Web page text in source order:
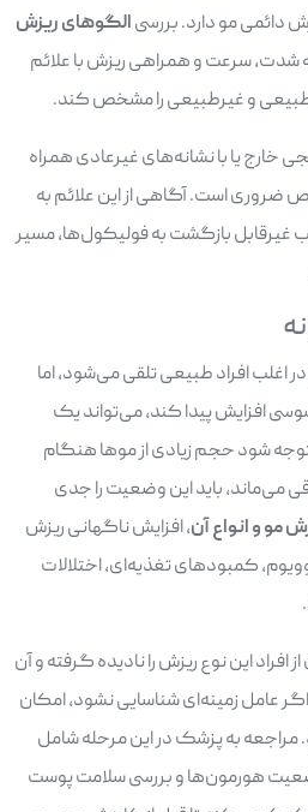
دائمی مو دارد. بررسیالگوهای ریزش
سرعت و همراهی ریزش با علائم
طبیعی و غیرطبیعی را مشخص کند.
خارج یا با نشانه‌های غیرعادی همراه
است. آگاهی از این علائم به
غیرقابل بازگشت به فولیکول‌ها، مسیر
بین ۵۰ تا ۱۰۰ تار مو در اغلب افراد طبیعی تلقی می‌شود، اما
افزایش پیدا کند، می‌تواند یک
شود حجم زیادی از موها هنگام
می‌ماند، باید این وضعیت را جدی
مو و انواع آن، افزایش ناگهانی ریزش
کمبودهای تغذیه‌ای، اختلالات
این نوع ریزش را نادیده گرفته و آن
عامل زمینه‌ای شناسایی نشود، امکان
مراجعه به پزشک در این مرحله شامل
هورمون‌ها و بررسی سلامت پوست